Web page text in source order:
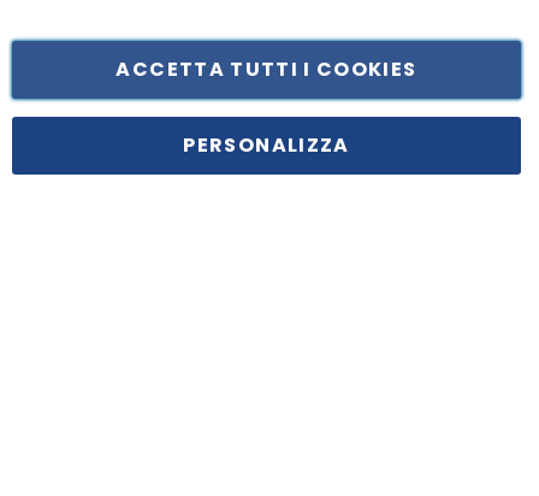
Principe di Piemonte 199, cap. 80026 Casoria (NA) - C.F. 05834470634 -
ACCETTA TUTTI I COOKIES
PERSONALIZZA